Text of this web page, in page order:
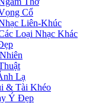
Cổ
Liên-Khúc
Loại Nhạc Khác
Lạ
& Tài Khéo
Ý Đẹp